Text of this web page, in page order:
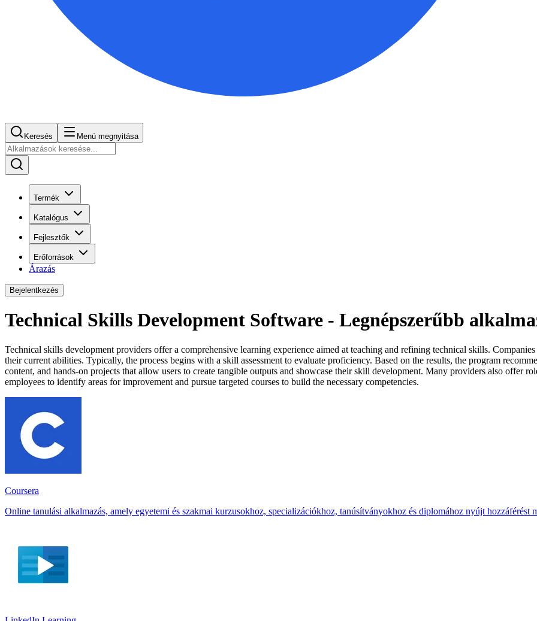
Keresés Menü megnyitása
Termék
Katalógus
Fejlesztők
Erőforrások
Árazás
Bejelentkezés
Technical Skills Development Software - Legnépszerűbb
Technical skills development providers offer a comprehensive learning experience aimed at teaching and refining technical skills.
their current abilities. Typically, the process begins with a skill assessment to evaluate proficiency. Based on the results, the program
content, and hands-on projects that allow users to create tangible outputs and showcase their skill development. Many providers also offer
employees to identify areas for improvement and pursue targeted courses to build the necessary competencies.
Coursera
Online tanulási alkalmazás, amely egyetemi és szakmai kurzusokhoz, specializációkhoz, tanúsítványokhoz és diplomához nyújt hozzáférést